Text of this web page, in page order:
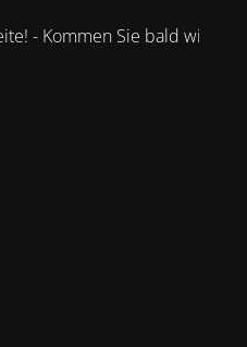
- Kommen Sie bald wieder.